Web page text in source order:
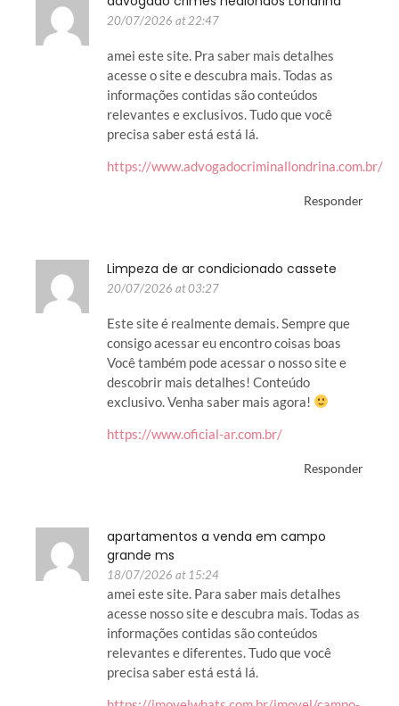
20/07/2026 at 22:47
amei este site. Pra saber mais detalhes
acesse o site e descubra mais. Todas as
informações contidas são conteúdos
relevantes e exclusivos. Tudo que você
precisa saber está está lá.
https://www.advogadocriminallondrina.com.br/
Responder
Limpeza de ar condicionado cassete
20/07/2026 at 03:27
Este site é realmente demais. Sempre que
consigo acessar eu encontro coisas boas
Você também pode acessar o nosso site e
descobrir mais detalhes! Conteúdo
exclusivo. Venha saber mais agora!
https://www.oficial-ar.com.br/
Responder
apartamentos a venda em campo
grande ms
18/07/2026 at 15:24
amei este site. Para saber mais detalhes
acesse nosso site e descubra mais. Todas as
informações contidas são conteúdos
relevantes e diferentes. Tudo que você
precisa saber está está lá.